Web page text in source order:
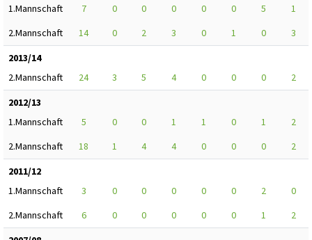
1.Mannschaft
7 0 0 0 0 0 5
1
2.Mannschaft
14 0 2 3 0 1 0
3
2013/14
2.Mannschaft
24 3 5 4 0 0 0
2
2012/13
1.Mannschaft
5 0 0 1 1 0 1
2
2.Mannschaft
18 1 4 4 0 0 0
2
2011/12
1.Mannschaft
3 0 0 0 0 0 2
0
2.Mannschaft
6 0 0 0 0 0 1
2